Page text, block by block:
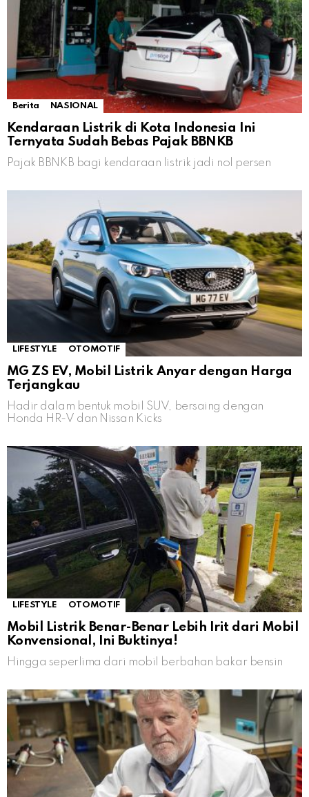
Berita NASIONAL
Kendaraan Listrik di Kota Indonesia Ini
Ternyata Sudah Bebas Pajak BBNKB
Pajak BBNKB bagi kendaraan listrik jadi nol persen
LIFESTYLE OTOMOTIF
MG ZS EV, Mobil Listrik Anyar dengan Harga
Terjangkau
Hadir dalam bentuk mobil SUV, bersaing dengan
Honda HR-V dan Nissan Kicks
LIFESTYLE OTOMOTIF
Mobil Listrik Benar-Benar Lebih Irit dari Mobil
Konvensional, Ini Buktinya!
Hingga seperlima dari mobil berbahan bakar bensin